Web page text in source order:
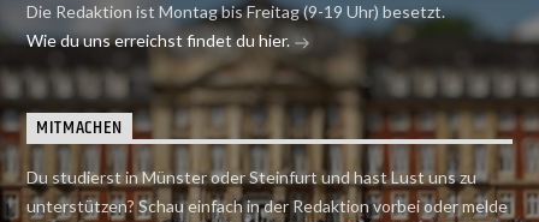
Die Redaktion ist Montag bis Freitag (9-19 Uhr) besetzt.
Wie du uns erreichst findet du hier.
MITMACHEN
Du studierst in Münster oder Steinfurt und hast Lust uns zu
unterstützen? Schau einfach in der Redaktion vorbei oder melde